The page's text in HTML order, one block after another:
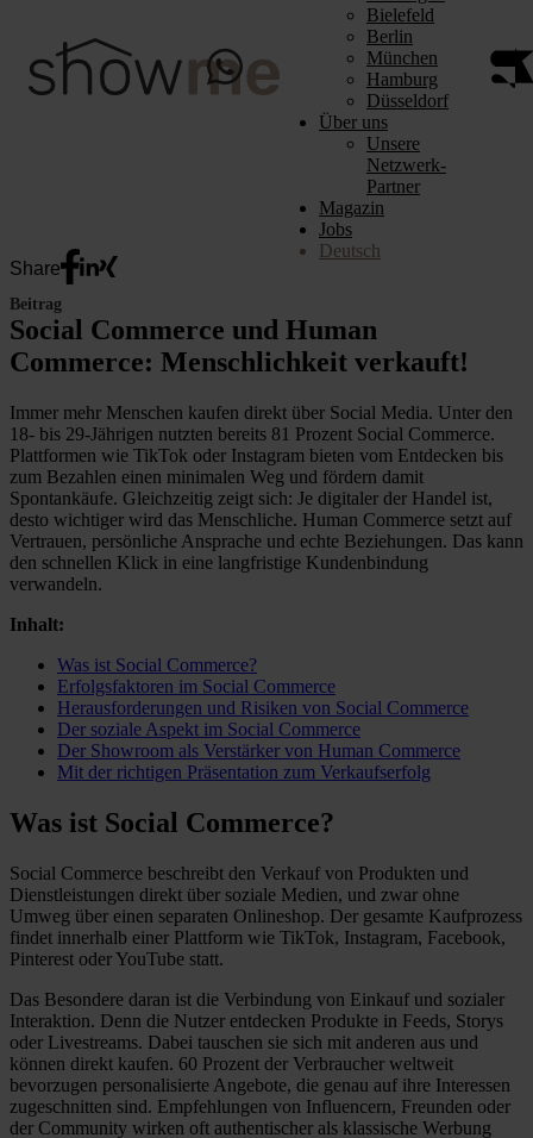
Bielefeld
Berlin
München
Hamburg
Düsseldorf
Über uns
Unsere
Netzwerk-
Partner
Magazin
Jobs
Deutsch
Share
Beitrag
Social Commerce und Human
Commerce: Menschlichkeit verkauft!
Immer mehr Menschen kaufen direkt über Social Media. Unter den
18- bis 29-Jährigen nutzten bereits 81 Prozent Social Commerce.
Plattformen wie TikTok oder Instagram bieten vom Entdecken bis
zum Bezahlen einen minimalen Weg und fördern damit
Spontankäufe. Gleichzeitig zeigt sich: Je digitaler der Handel ist,
desto wichtiger wird das Menschliche. Human Commerce setzt auf
Vertrauen, persönliche Ansprache und echte Beziehungen. Das kann
den schnellen Klick in eine langfristige Kundenbindung
verwandeln.
Inhalt:
Was ist Social Commerce?
Erfolgsfaktoren im Social Commerce
Herausforderungen und Risiken von Social Commerce
Der soziale Aspekt im Social Commerce
Der Showroom als Verstärker von Human Commerce
Mit der richtigen Präsentation zum Verkaufserfolg
Was ist Social Commerce?
Social Commerce beschreibt den Verkauf von Produkten und
Dienstleistungen direkt über soziale Medien, und zwar ohne
Umweg über einen separaten Onlineshop. Der gesamte Kaufprozess
findet innerhalb einer Plattform wie TikTok, Instagram, Facebook,
Pinterest oder YouTube statt.
Das Besondere daran ist die Verbindung von Einkauf und sozialer
Interaktion. Denn die Nutzer entdecken Produkte in Feeds, Storys
oder Livestreams. Dabei tauschen sie sich mit anderen aus und
können direkt kaufen. 60 Prozent der Verbraucher weltweit
bevorzugen personalisierte Angebote, die genau auf ihre Interessen
zugeschnitten sind. Empfehlungen von Influencern, Freunden oder
der Community wirken oft authentischer als klassische Werbung